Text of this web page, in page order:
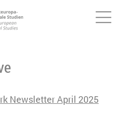
Newsletter April 2025